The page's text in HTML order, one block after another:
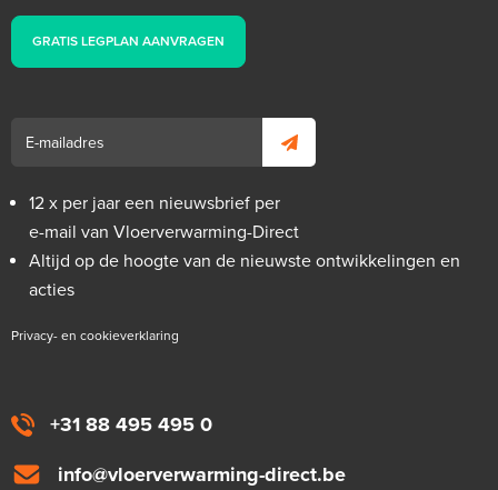
+31 88 495 495 0
info@vloerverwarming-direct.be
GRATIS LEGPLAN AANVRAGEN
12 x per jaar een nieuwsbrief per
e-mail van Vloerverwarming-Direct
Altijd op de hoogte van de nieuwste ontwikkelingen en
acties
Privacy- en cookieverklaring